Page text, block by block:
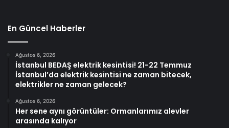
En Güncel Haberler
Ağustos 6, 2026
İstanbul BEDAŞ elektrik kesintisi! 21-22 Temmuz
İstanbul’da elektrik kesintisi ne zaman bitecek,
elektrikler ne zaman gelecek?
Ağustos 6, 2026
Her sene aynı görüntüler: Ormanlarımız alevler
arasında kalıyor